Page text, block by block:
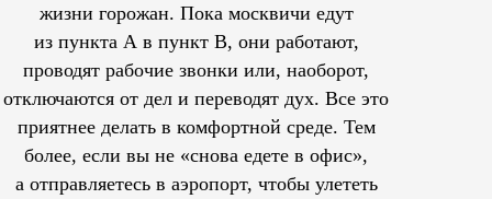
жизни горожан. Пока москвичи едут
из пункта А в пункт В, они работают,
проводят рабочие звонки или, наоборот,
отключаются от дел и переводят дух. Все это
приятнее делать в комфортной среде. Тем
более, если вы не «снова едете в офис»,
а отправляетесь в аэропорт, чтобы улететь